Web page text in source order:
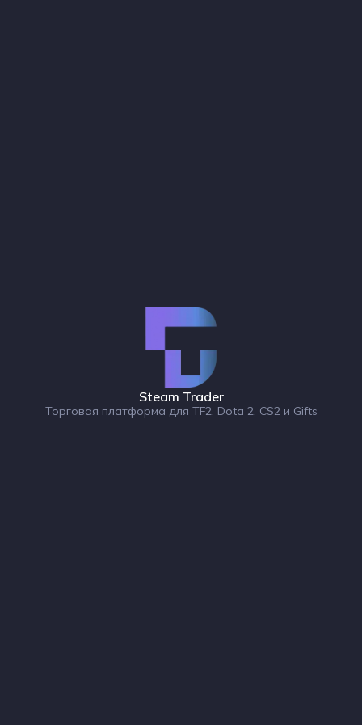
Steam Trader
Торговая платформа для TF2, Dota 2, CS2 и Gifts